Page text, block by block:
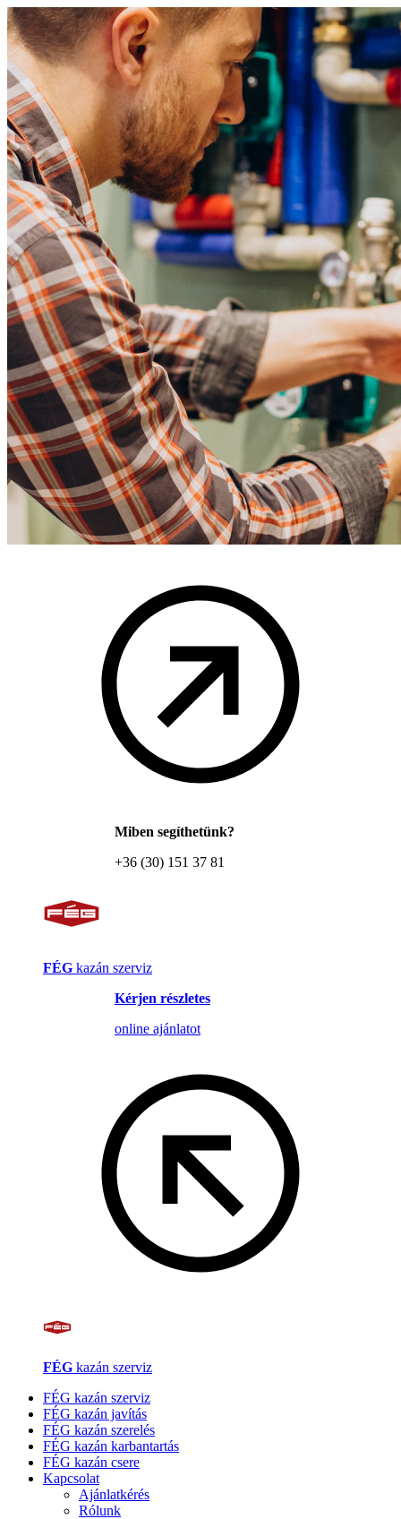
Miben segíthetünk?
+36 (30) 151 37 81
FÉG kazán szerviz
Kérjen részletes
online ajánlatot
FÉG kazán szerviz
FÉG kazán szerviz
FÉG kazán javítás
FÉG kazán szerelés
FÉG kazán karbantartás
FÉG kazán csere
Kapcsolat
Ajánlatkérés
Rólunk